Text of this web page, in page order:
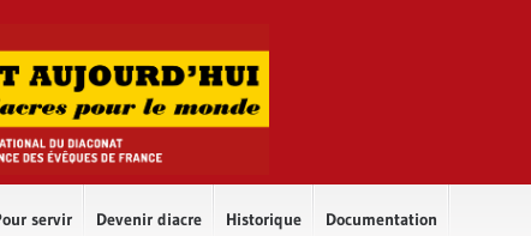
servir Devenir diacre Historique Documentation